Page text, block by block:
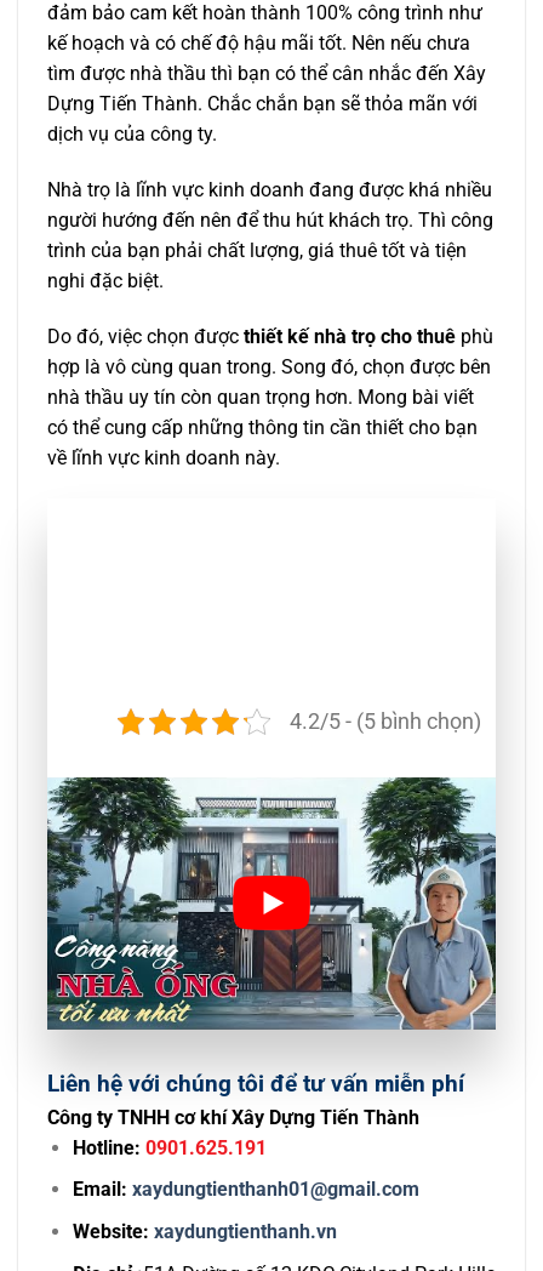
đảm bảo cam kết hoàn thành 100% công trình như
kế hoạch và có chế độ hậu mãi tốt. Nên nếu chưa
tìm được nhà thầu thì bạn có thể cân nhắc đến Xây
Dựng Tiến Thành. Chắc chắn bạn sẽ thỏa mãn với
dịch vụ của công ty.
Nhà trọ là lĩnh vực kinh doanh đang được khá nhiều
người hướng đến nên để thu hút khách trọ. Thì công
trình của bạn phải chất lượng, giá thuê tốt và tiện
nghi đặc biệt.
Do đó, việc chọn được thiết kế nhà trọ cho thuê phù
hợp là vô cùng quan trong. Song đó, chọn được bên
nhà thầu uy tín còn quan trọng hơn. Mong bài viết
có thể cung cấp những thông tin cần thiết cho bạn
về lĩnh vực kinh doanh này.
4.2/5 - (5 bình chọn)
Liên hệ với chúng tôi để tư vấn miễn phí
Công ty TNHH cơ khí Xây Dựng Tiến Thành
Hotline: 0901.625.191
Email: xaydungtienthanh01@gmail.com
Website: xaydungtienthanh.vn